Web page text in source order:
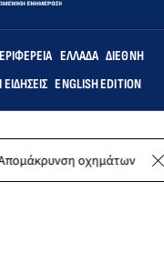
ΕΛΛΆΔΑ ΔΙΕΘΝΉ
ENGLISH EDITION
οχημάτων και